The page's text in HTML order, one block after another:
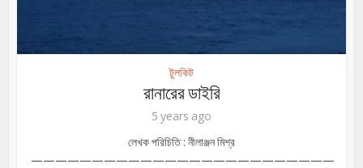
টুলকিট
রানারের ডাইরি
5 years ago
লেখক পরিচিতি : নীলাঞ্জন মিশ্র
—————————————————————————